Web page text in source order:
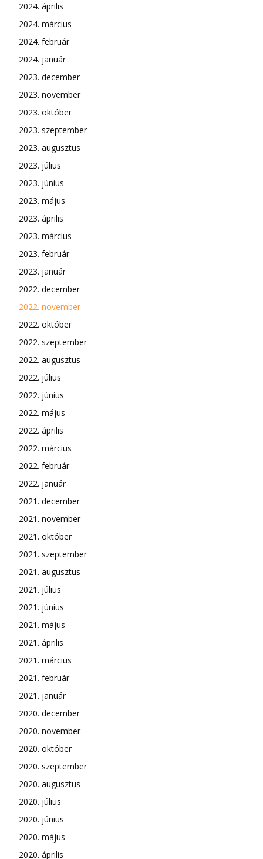
2024. április
2024. március
2024. február
2024. január
2023. december
2023. november
2023. október
2023. szeptember
2023. augusztus
2023. július
2023. június
2023. május
2023. április
2023. március
2023. február
2023. január
2022. december
2022. november
2022. október
2022. szeptember
2022. augusztus
2022. július
2022. június
2022. május
2022. április
2022. március
2022. február
2022. január
2021. december
2021. november
2021. október
2021. szeptember
2021. augusztus
2021. július
2021. június
2021. május
2021. április
2021. március
2021. február
2021. január
2020. december
2020. november
2020. október
2020. szeptember
2020. augusztus
2020. július
2020. június
2020. május
2020. április